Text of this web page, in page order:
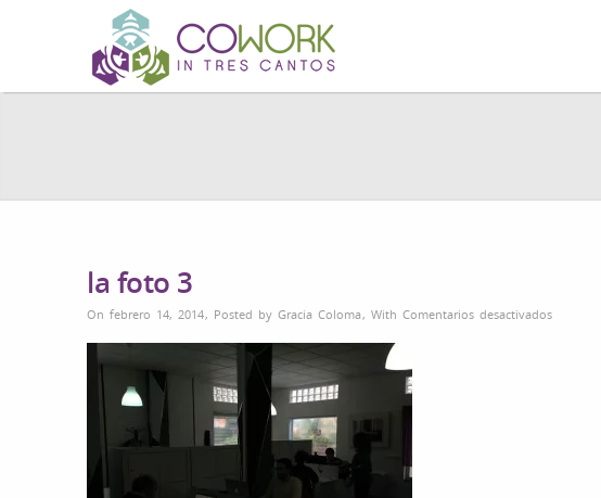
la foto 3
On febrero 14, 2014, Posted by Gracia Coloma, With Comentarios desactivadosen